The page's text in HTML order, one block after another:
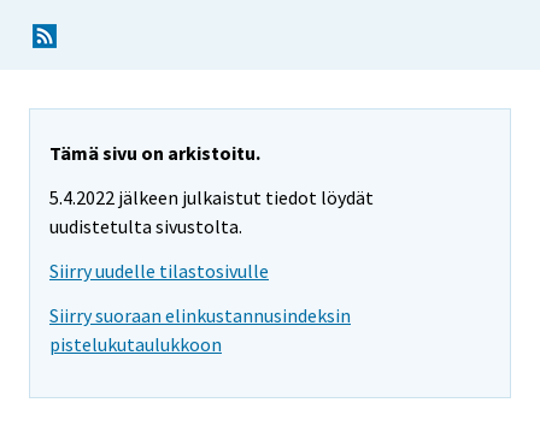
Tämä sivu on arkistoitu.
5.4.2022 jälkeen julkaistut tiedot löydät
uudistetulta sivustolta.
Siirry uudelle tilastosivulle
Siirry suoraan elinkustannusindeksin
pistelukutaulukkoon